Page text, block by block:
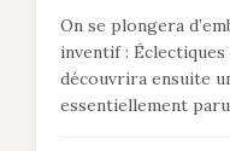
On se plongera
inventif :
découvrira ensuite
essentiellement